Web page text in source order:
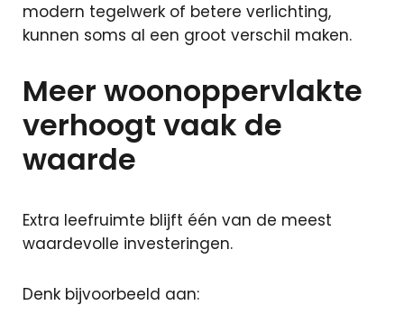
modern tegelwerk of betere verlichting,
kunnen soms al een groot verschil maken.
Meer woonoppervlakte
verhoogt vaak de
waarde
Extra leefruimte blijft één van de meest
waardevolle investeringen.
Denk bijvoorbeeld aan: